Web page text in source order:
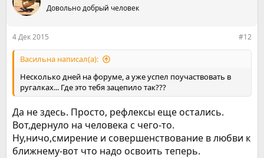
и
Довольно добрый человек
4 Дек 2015 #12
Васильна написал(а):
Несколько дней на форуме, а уже успел поучаствовать в
ругалках... Где это тебя зацепило так???
Да не здесь. Просто, рефлексы еще остались.
Вот,дернуло на человека с чего-то.
Ну,ничо,смирение и совершенствование в любви к
ближнему-вот что надо освоить теперь.